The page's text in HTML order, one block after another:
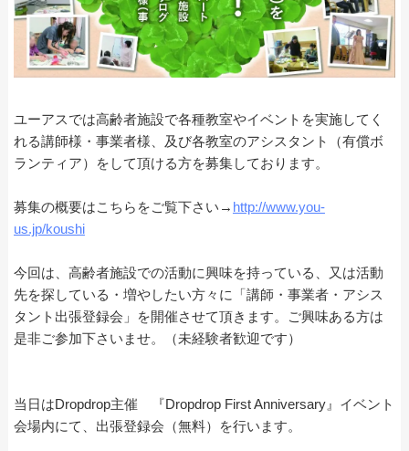
ユーアスでは高齢者施設で各種教室やイベントを実施してく
れる講師様・事業者様、及び各教室のアシスタント（有償ボ
ランティア）をして頂ける方を募集しております。
募集の概要はこちらをご覧下さい→ http://www.you-
us.jp/koushi
今回は、高齢者施設での活動に興味を持っている、又は活動
先を探している・増やしたい方々に「講師・事業者・アシス
タント出張登録会」を開催させて頂きます。ご興味ある方は
是非ご参加下さいませ。（未経験者歓迎です）
当日はDropdrop主催 『Dropdrop First Anniversary』イベント
会場内にて、出張登録会（無料）を行います。